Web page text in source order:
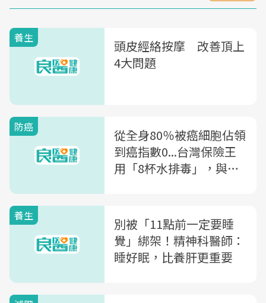
養生
頭皮經絡按摩 改善頂上
4大問題
防癌
從全身80％被癌細胞佔領
到癌指數0...台灣保險王
用「8杯水排毒」，與血
養生
別被「11點前一定要睡
覺」綁架！精神科醫師：
睡好眠，比養肝更重要